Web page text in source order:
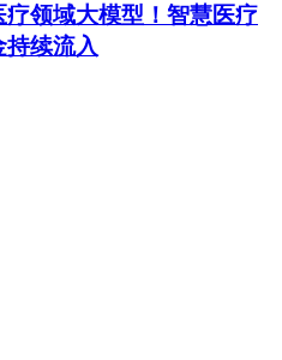
领域大模型！智慧医疗
续流入